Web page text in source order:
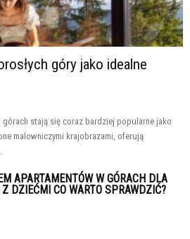
góry jako idealne
stają się coraz bardziej popularne jako
malowniczymi krajobrazami, oferują
APARTAMENTÓW W GÓRACH DLA
DZIEĆMI CO WARTO SPRAWDZIĆ?